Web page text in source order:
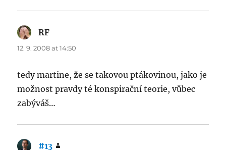
RF
12. 9. 2008 at 14:50
tedy martine, že se takovou ptákovinou, jako je
možnost pravdy té konspirační teorie, vůbec
zabýváš…
#13